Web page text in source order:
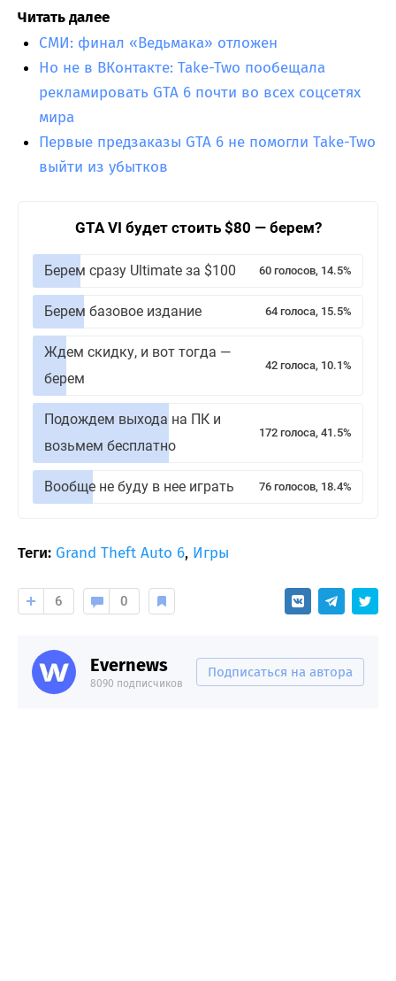
Читать далее
СМИ: финал «Ведьмака» отложен
Но не в ВКонтакте: Take-Two пообещала
рекламировать GTA 6 почти во всех соцсетях
мира
Первые предзаказы GTA 6 не помогли Take-Two
выйти из убытков
GTA VI будет стоить $80 — берем?
Берем сразу Ultimate за $100 60 голосов, 14.5%
Берем базовое издание 64 голоса, 15.5%
Ждем скидку, и вот тогда —
берем
42 голоса, 10.1%
Подождем выхода на ПК и
возьмем бесплатно
172 голоса, 41.5%
Вообще не буду в нее играть 76 голосов, 18.4%
Теги: Grand Theft Auto 6, Игры
6 0
Evernews
8090 подписчиков
Подписаться на автора